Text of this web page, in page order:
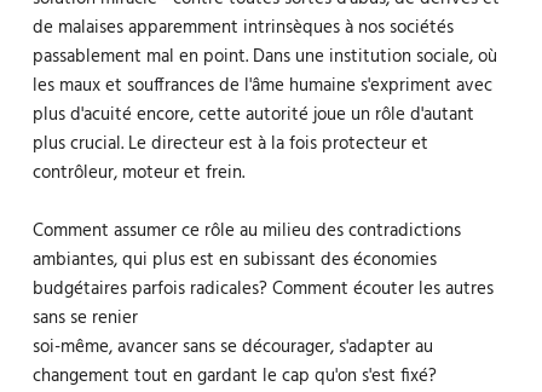
de malaises apparemment intrinsèques à nos sociétés
passablement mal en point. Dans une institution sociale, où
les maux et souffrances de l'âme humaine s'expriment avec
plus d'acuité encore, cette autorité joue un rôle d'autant
plus crucial. Le directeur est à la fois protecteur et
contrôleur, moteur et frein.
Comment assumer ce rôle au milieu des contradictions
ambiantes, qui plus est en subissant des économies
budgétaires parfois radicales? Comment écouter les autres
sans se renier
soi-même, avancer sans se décourager, s'adapter au
changement tout en gardant le cap qu'on s'est fixé?